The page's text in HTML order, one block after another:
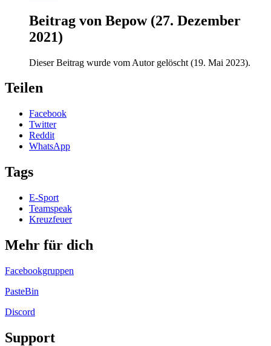
Beitrag von Bepow(27. Dezember
2021)
Dieser Beitrag wurde vom Autor gelöscht (19. Mai 2023).
Teilen
Facebook
Twitter
Reddit
WhatsApp
Tags
E-Sport
Teamspeak
Kreuzfeuer
Mehr für dich
Facebookgruppen
PasteBin
Discord
Support